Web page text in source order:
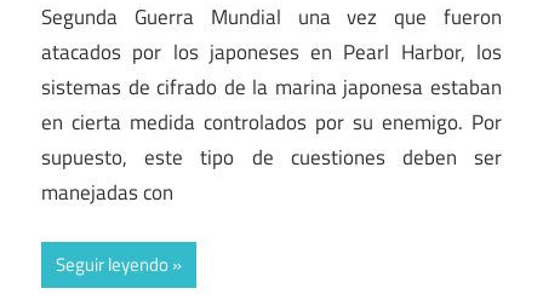
Segunda Guerra Mundial una vez que fueron
atacados por los japoneses en Pearl Harbor, los
sistemas de cifrado de la marina japonesa estaban
en cierta medida controlados por su enemigo. Por
supuesto, este tipo de cuestiones deben ser
manejadas con
Seguir leyendo